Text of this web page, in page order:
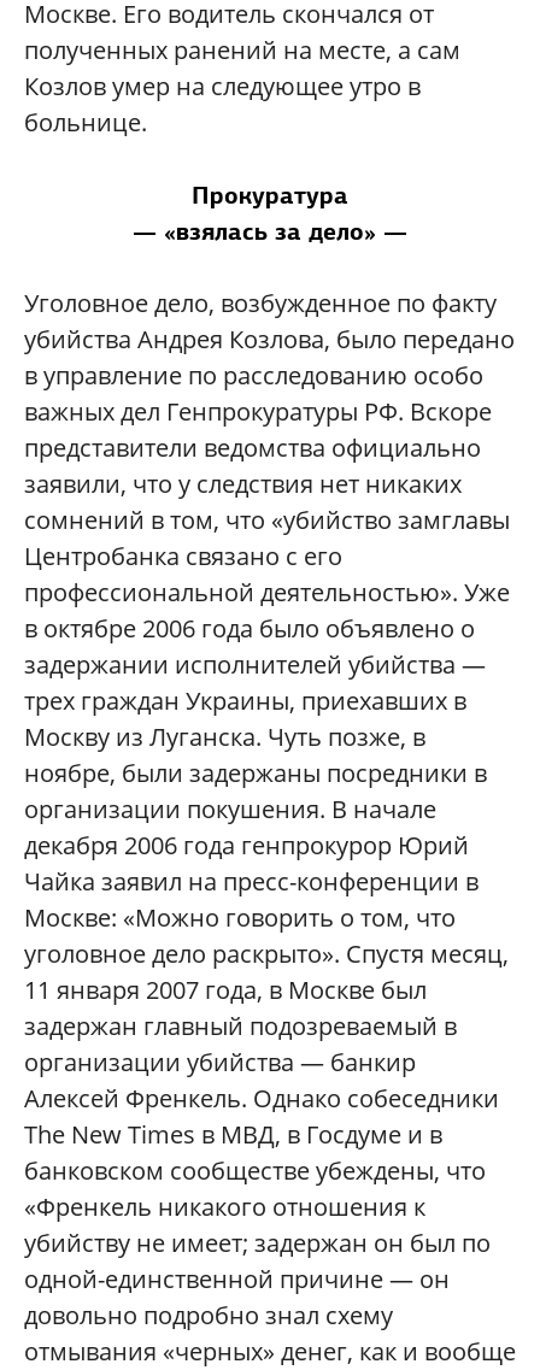
Москве. Его водитель скончался от
полученных ранений на месте, а сам
Козлов умер на следующее утро в
больнице.
Прокуратура
— «взялась за дело» —
Уголовное дело, возбужденное по факту
убийства Андрея Козлова, было передано
в управление по расследованию особо
важных дел Генпрокуратуры РФ. Вскоре
представители ведомства официально
заявили, что у следствия нет никаких
сомнений в том, что «убийство замглавы
Центробанка связано с его
профессиональной деятельностью». Уже
в октябре 2006 года было объявлено о
задержании исполнителей убийства —
трех граждан Украины, приехавших в
Москву из Луганска. Чуть позже, в
ноябре, были задержаны посредники в
организации покушения. В начале
декабря 2006 года генпрокурор Юрий
Чайка заявил на пресс-конференции в
Москве: «Можно говорить о том, что
уголовное дело раскрыто». Спустя месяц,
11 января 2007 года, в Москве был
задержан главный подозреваемый в
организации убийства — банкир
Алексей Френкель. Однако собеседники
The New Times в МВД, в Госдуме и в
банковском сообществе убеждены, что
«Френкель никакого отношения к
убийству не имеет; задержан он был по
одной-единственной причине — он
довольно подробно знал схему
отмывания «черных» денег, как и вообще